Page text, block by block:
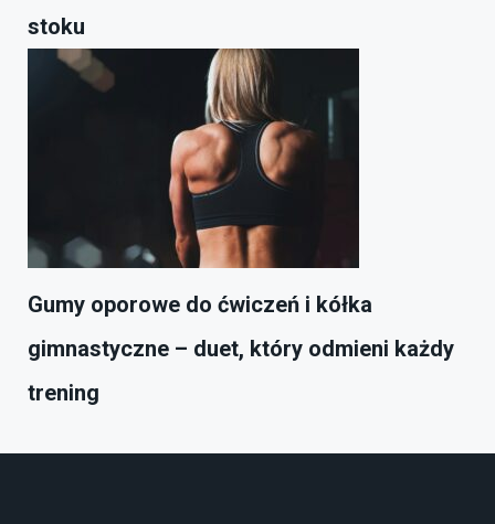
stoku
Gumy oporowe do ćwiczeń i kółka
gimnastyczne – duet, który odmieni każdy
trening